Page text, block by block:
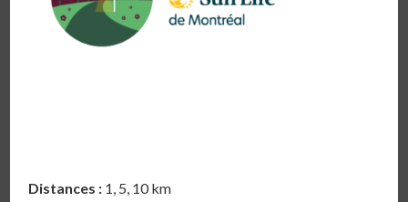
Distances : 1, 5, 10 km